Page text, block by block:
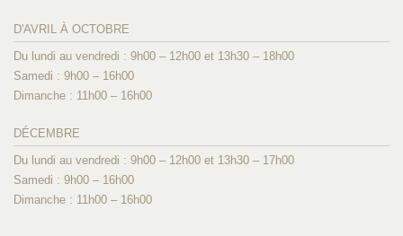
D'AVRIL À OCTOBRE
Du lundi au vendredi : 9h00 – 12h00 et 13h30 – 18h00
Samedi : 9h00 – 16h00
Dimanche : 11h00 – 16h00
DÉCEMBRE
Du lundi au vendredi : 9h00 – 12h00 et 13h30 – 17h00
Samedi : 9h00 – 16h00
Dimanche : 11h00 – 16h00